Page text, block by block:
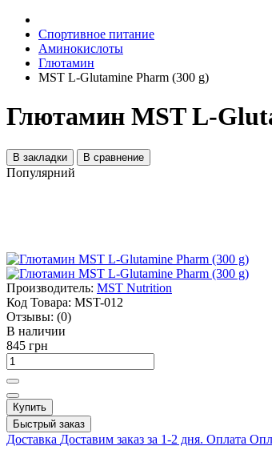
Спортивное питание
Аминокислоты
Глютамин
MST L-Glutamine Pharm (300 g)
Глютамин MST L-
В закладки В сравнение
Популярний
Производитель: MST Nutrition
Код Товара: MST-012
Отзывы: (0)
В наличии
845 грн
Купить
Быстрый заказ
Доставка Доставим заказ за 1-2 дня. Оплата